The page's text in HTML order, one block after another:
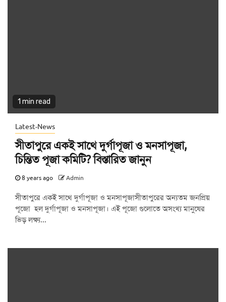
1 min read
Latest-News
সীতাপুরে একই সাথে দুর্গাপূজা ও মনসাপূজা,
চিন্তিত পূজা কমিটি? বিস্তারিত জানুন
8 years ago Admin
সীতাপুরে একই সাথে দুর্গাপূজা ও মনসাপূজাসীতাপুরের অন্যতম জনপ্রিয়
পূজো হল দুর্গাপূজা ও মনসাপূজা। এই পূজো গুলোতে অসংখ্য মানুষের
ভিড় লক্ষ্য...